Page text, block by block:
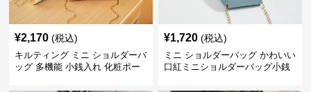
¥2,170 (税込)
キルティング ミニ ショルダーバ
ッグ 多機能 小銭入れ 化粧ポー
¥1,720 (税込)
ミニ ショルダーバッグ かわいい
口紅ミニショルダーバッグ小銭